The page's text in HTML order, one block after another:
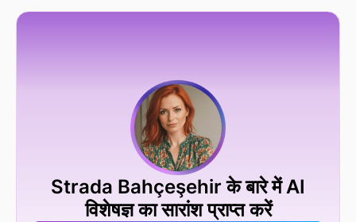
Strada Bahçeşehir के बारे में AI
विशेषज्ञ का सारांश प्राप्त करें